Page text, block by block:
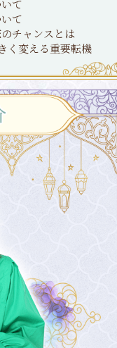
て
て
チャンスとは
く変える重要転機